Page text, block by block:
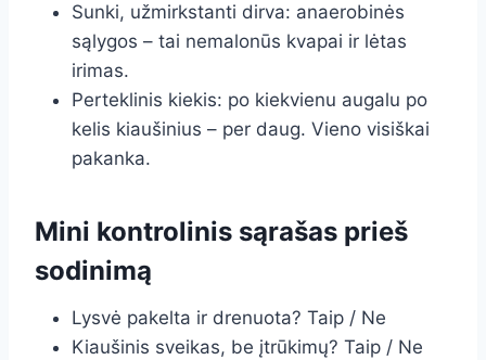
Sunki, užmirkstanti dirva: anaerobinės
sąlygos – tai nemalonūs kvapai ir lėtas
irimas.
Perteklinis kiekis: po kiekvienu augalu po
kelis kiaušinius – per daug. Vieno visiškai
pakanka.
Mini kontrolinis sąrašas prieš
sodinimą
Lysvė pakelta ir drenuota? Taip / Ne
Kiaušinis sveikas, be įtrūkimų? Taip / Ne